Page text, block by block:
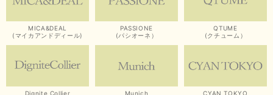
MICA&DEAL
(マイカアンドディール)
PASSIONE
(パシオーネ）
QTUME
(クチューム）
Dignite Collier
Munich
CYAN TOKYO